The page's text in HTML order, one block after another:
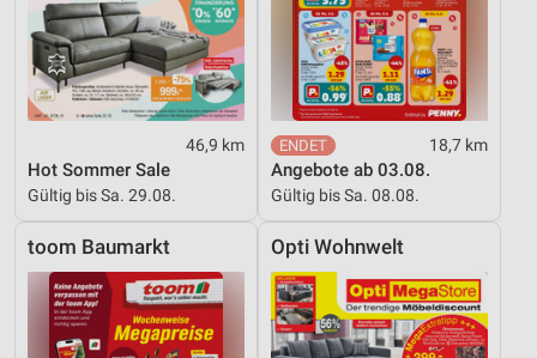
46,9 km
Hot Sommer Sale
Gültig bis Sa. 29.08.
18,7 km
Angebote ab 03.08.
Gültig bis Sa. 08.08.
toom Baumarkt Opti Wohnwelt